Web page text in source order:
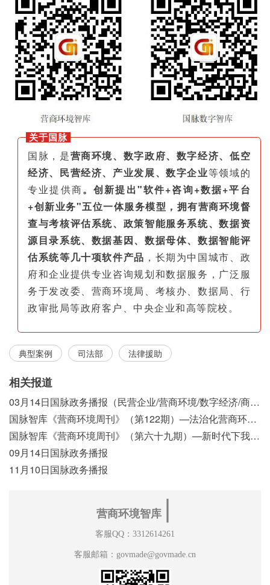
关于国脉
国脉，是营商环境、数字政府、数字经济、低空
经济、民营经济、产业发展、数字企业等领域的
专业提供商。创新提出"软件+咨询+数据+平台
+创新业务"五位一体服务模型，拥有营商环境督
查与考核评估系统、政策智能服务系统、数据资
源目录系统、数据基因、数据母体、数据智能评
估系统等几十项软件产品 ，长期为中国城市、政
府和企业提供专业咨询规划和数据服务，广泛服
务于发改委、营商环境局、考核办、数据局、行
政审批局等政府客户、中央企业和高等院校。
典型案例 司法部 法律援助
相关报道
03月14日国脉政务播报（民营企业/营商环境/数字经济/商事制度改革）
国脉智库《营商环境周刊》（第122期）—法治化营商环境视域下我国行政执法公示制度浅析
国脉智库《营商环境周刊》（第六十九期）—新时代下我国营商环境标准体系构建初探
09月14日国脉政务播报
11月10日国脉政务播报
营商环境智库
客服QQ：3312614261
客服邮箱：govmade@govmade.cn